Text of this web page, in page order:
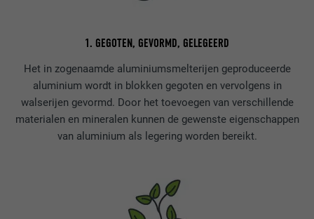
1. GEGOTEN, GEVORMD, GELEGEERD
Het in zogenaamde aluminiumsmelterijen geproduceerde
aluminium wordt in blokken gegoten en vervolgens in
walserijen gevormd. Door het toevoegen van verschillende
materialen en mineralen kunnen de gewenste eigenschappen
van aluminium als legering worden bereikt.